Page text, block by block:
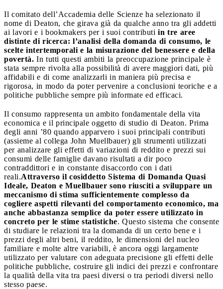
Il comitato dell’Accademia delle Scienze ha selezionato il
nome di Deaton, che girava già da qualche anno tra gli addetti
ai lavori e i bookmakers per i suoi contributi in tre aree
distinte di ricerca: l’analisi della domanda di consumo, le
scelte intertemporali e la misurazione del benessere e della
povertà. In tutti questi ambiti la preoccupazione principale è
stata sempre rivolta alla possibilità di avere maggiori dati, più
affidabili e di come analizzarli in maniera più precisa e
rigorosa, in modo da poter pervenire a conclusioni teoriche e a
politiche pubbliche sempre più informate ed efficaci.
Il consumo rappresenta un ambito fondamentale della vita
economica e il principale oggetto di studio di Deaton. Prima
degli anni ’80 quando apparvero i suoi principali contributi
(assieme al collega John Muellbauer) gli strumenti utilizzati
per analizzare gli effetti di variazioni di reddito e prezzi sui
consumi delle famiglie davano risultati a dir poco
contraddittori e in constante disaccordo con i dati
reali.Attraverso il cosiddetto Sistema di Domanda Quasi
Ideale, Deaton e Muellbauer sono riusciti a sviluppare un
meccanismo di stima sufficientemente complesso da
cogliere aspetti rilevanti del comportamento economico, ma
anche abbastanza semplice da poter essere utilizzato in
concreto per le stime statistiche. Questo sistema che consente
di studiare le relazioni tra la domanda di un certo bene e i
prezzi degli altri beni, il reddito, le dimensioni del nucleo
familiare e molte altre variabili, è ancora oggi largamente
utilizzato per valutare con adeguata precisione gli effetti delle
politiche pubbliche, costruire gli indici dei prezzi e confrontare
la qualità della vita tra paesi diversi o tra periodi diversi nello
stesso paese.